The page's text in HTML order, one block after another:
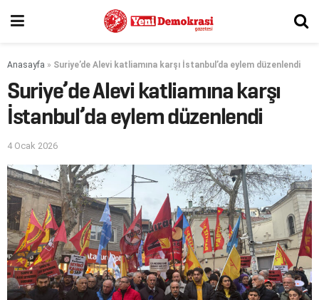
Anasayfa » Suriye’de Alevi katliamına karşı İstanbul’da eylem düzenlendi
Suriye’de Alevi katliamına karşı
İstanbul’da eylem düzenlendi
4 Ocak 2026